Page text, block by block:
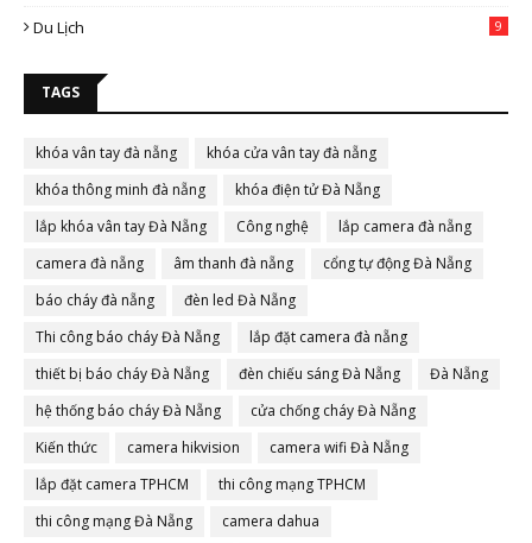
Du Lịch 9
TAGS
khóa vân tay đà nẵng
khóa cửa vân tay đà nẵng
khóa thông minh đà nẵng
khóa điện tử Đà Nẵng
lắp khóa vân tay Đà Nẵng
Công nghệ
lắp camera đà nẵng
camera đà nẵng
âm thanh đà nẵng
cổng tự động Đà Nẵng
báo cháy đà nẵng
đèn led Đà Nẵng
Thi công báo cháy Đà Nẵng
lắp đặt camera đà nẵng
thiết bị báo cháy Đà Nẵng
đèn chiếu sáng Đà Nẵng
Đà Nẵng
hệ thống báo cháy Đà Nẵng
cửa chống cháy Đà Nẵng
Kiến thức
camera hikvision
camera wifi Đà Nẵng
lắp đặt camera TPHCM
thi công mạng TPHCM
thi công mạng Đà Nẵng
camera dahua